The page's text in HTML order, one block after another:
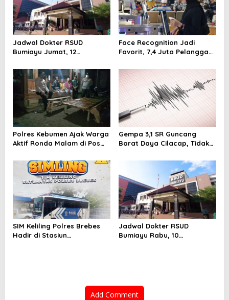
Jadwal Dokter RSUD
Bumiayu Jumat, 12
Siap Layani Pasien
Face Recognition Jadi
Favorit, 7,4 Juta Pelanggan
Tanpa Cetak Tiket
Polres Kebumen Ajak Warga
Aktif Ronda Malam di Pos
Kejahatan
Gempa 3,1 SR Guncang
Barat Daya Cilacap, Tidak
SIM Keliling Polres Brebes
Hadir di Stasiun
Jadwal Dokter RSUD
Bumiayu Rabu, 10
Add Comment